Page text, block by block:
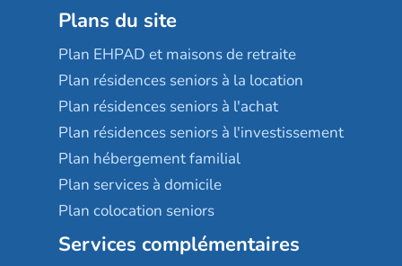
Plans du site
Plan EHPAD et maisons de retraite
Plan résidences seniors à la location
Plan résidences seniors à l'achat
Plan résidences seniors à l'investissement
Plan hébergement familial
Plan services à domicile
Plan colocation seniors
Services complémentaires